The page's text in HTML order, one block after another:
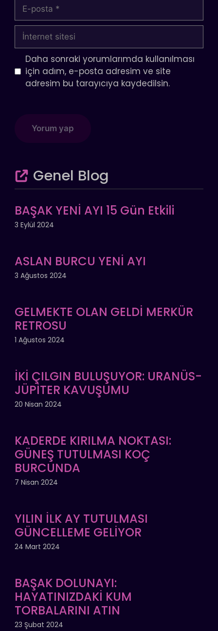
posta
İnternet
sitesi
Daha sonraki yorumlarımda kullanılması
için adım, e-posta adresim ve site
adresim bu tarayıcıya kaydedilsin.
Genel Blog
BAŞAK YENİ AYI 15 Gün Etkili
3 Eylül 2024
ASLAN BURCU YENİ AYI
3 Ağustos 2024
GELMEKTE OLAN GELDİ MERKÜR
RETROSU
1 Ağustos 2024
İKİ ÇILGIN BULUŞUYOR: URANÜS-
JÜPİTER KAVUŞUMU
20 Nisan 2024
KADERDE KIRILMA NOKTASI:
GÜNEŞ TUTULMASI KOÇ
BURCUNDA
7 Nisan 2024
YILIN İLK AY TUTULMASI
GÜNCELLEME GELİYOR
24 Mart 2024
BAŞAK DOLUNAYI:
HAYATINIZDAKİ KUM
TORBALARINI ATIN
23 Şubat 2024